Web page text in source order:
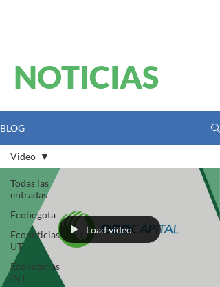
NOTICIAS
BLOG
Todas las
entradas
Ecobogota
Econoticias
UT
Econoticias
INT
Video
Load video